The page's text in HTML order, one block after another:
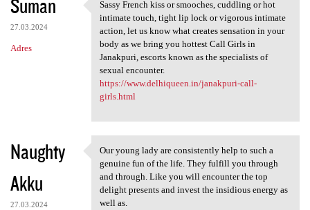
Suman
27.03.2024
Adres
Sassy French kiss or smooches
Sassy French kiss or smooches, cuddling or hot
intimate touch, tight lip lock or vigorous intimate
action, let us know what creates sensation in your
body as we bring you hottest Call Girls in
Janakpuri, escorts known as the specialists of
sexual encounter.
https://www.delhiqueen.in/janakpuri-call-
girls.html
Naughty
Akku
27.03.2024
Our young lady are
Our young lady are consistently help to such a
genuine fun of the life. They fulfill you through
and through. Like you will encounter the top
delight presents and invest the insidious energy as
well as.